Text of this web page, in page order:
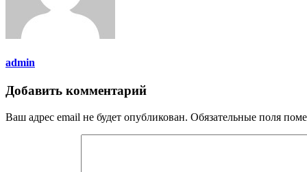
admin
Добавить комментарий
Ваш адрес email не будет опубликован. Обязательные поля